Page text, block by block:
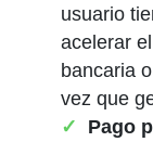
usuario
acelerar
bancaria
vez que
Pago